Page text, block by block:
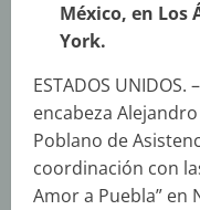
México, en Los
York.
ESTADOS
encabeza
Poblano de
coordinación con
Amor a Puebla” en